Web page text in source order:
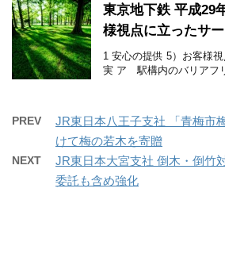
東京地下鉄 平成29
様視点に立ったサー
1 安心の提供 5）お客様
実 ア 駅構内のバリアフ
PREV
JR東日本八王子支社 「青梅市
けて梅の若木を寄贈
NEXT
JR東日本大宮支社 倒木・倒竹
委託も含め強化